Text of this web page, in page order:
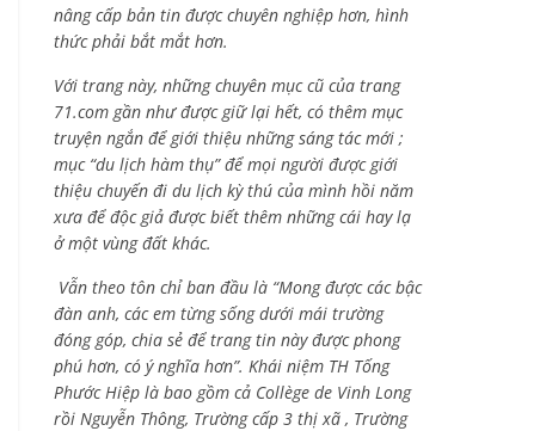
nâng cấp bản tin được chuyên nghiệp hơn, hình
thức phải bắt mắt hơn.
Với trang này, những chuyên mục cũ của trang
71.com gần như được giữ lại hết, có thêm mục
truyện ngắn để giới thiệu những sáng tác mới ;
mục “du lịch hàm thụ” để mọi người được giới
thiệu chuyến đi du lịch kỳ thú của mình hồi năm
xưa để độc giả được biết thêm những cái hay lạ
ở một vùng đất khác.
Vẫn theo tôn chỉ ban đầu là “Mong được các bậc
đàn anh, các em từng sống dưới mái trường
đóng góp, chia sẻ để trang tin này được phong
phú hơn, có ý nghĩa hơn”. Khái niệm TH Tống
Phước Hiệp là bao gồm cả Collège de Vinh Long
rồi Nguyễn Thông, Trường cấp 3 thị xã , Trường